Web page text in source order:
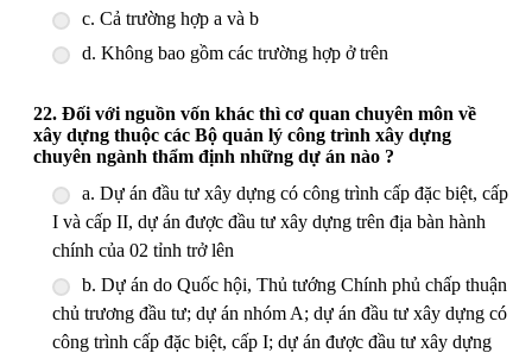
c. Cả trường hợp a và b
d. Không bao gồm các trường hợp ở trên
22. Đối với nguồn vốn khác thì cơ quan chuyên môn về
xây dựng thuộc các Bộ quản lý công trình xây dựng
chuyên ngành thẩm định những dự án nào ?
a. Dự án đầu tư xây dựng có công trình cấp đặc biệt, cấp
I và cấp II, dự án được đầu tư xây dựng trên địa bàn hành
chính của 02 tỉnh trở lên
b. Dự án do Quốc hội, Thủ tướng Chính phủ chấp thuận
chủ trương đầu tư; dự án nhóm A; dự án đầu tư xây dựng có
công trình cấp đặc biệt, cấp I; dự án được đầu tư xây dựng